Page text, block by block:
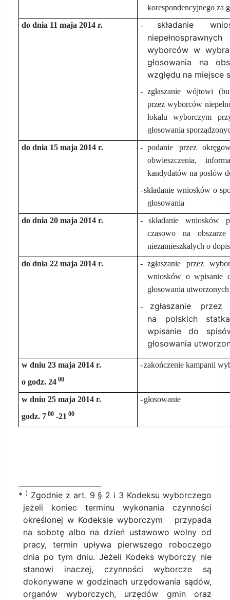
korespondencyjnego za
do dnia 11 maja 2014 r.
-
składanie
wyborców w
głosowania na
względu na miejsce
- zgłaszanie wójtowi
przez wyborców
lokalu wyborczym
głosowania
do dnia 15 maja 2014 r.
- podanie przez
obwieszczenia,
kandydatów na posłów
-składanie wniosków o
głosowania
do dnia 20 maja 2014 r.
-
składanie wniosków
czasowo na
niezamieszkałych o
do dnia 22 maja 2014 r.
- zgłaszanie przez
wniosków o wpisanie
głosowania
-
zgłaszanie przez
na polskich
wpisanie do
głosowania
w dniu 23 maja 2014 r.
o godz. 24 00
-zakończenie kampanii
w dniu 25 maja 2014 r.
godz. 700-21 00
-głosowanie
* ) Zgodnie z art. 9 § 2 i 3 Kodeksu wyborczego
jeżeli koniec terminu wykonania czynności
określonej w Kodeksie wyborczym
przypada
na sobotę albo na dzień ustawowo wolny od
pracy, termin upływa pierwszego roboczego
dnia po tym dniu. Jeżeli Kodeks wyborczy nie
stanowi inaczej, czynności wyborcze są
dokonywane w godzinach urzędowania sądów,
organów wyborczych, urzędów gmin oraz